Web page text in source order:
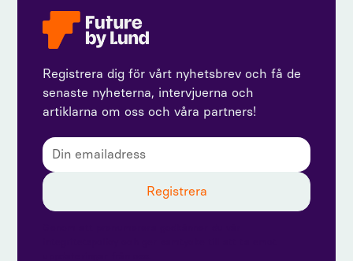
Registrera dig för vårt nyhetsbrev och få de
senaste nyheterna, intervjuerna och
artiklarna om oss och våra partners!